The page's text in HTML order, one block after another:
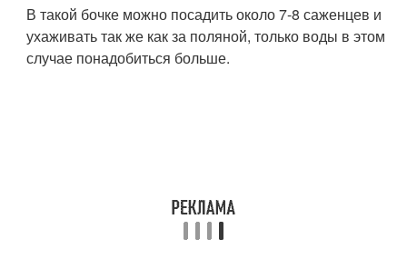
В такой бочке можно посадить около 7-8 саженцев и
ухаживать так же как за поляной, только воды в этом
случае понадобиться больше.